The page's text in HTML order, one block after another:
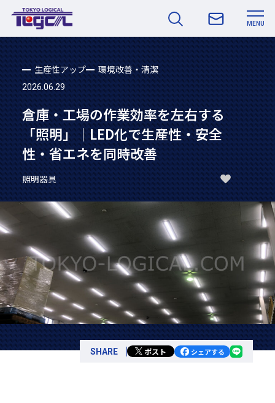
MENU
生産性アップ 環境改善・清潔
2026.06.29
倉庫・工場の作業効率を左右する
「照明」｜LED化で生産性・安全
性・省エネを同時改善
照明器具
SHARE ポスト シェアする